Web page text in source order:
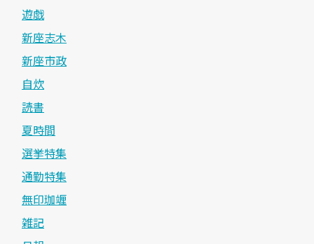
遊戯
新座志木
新座市政
自炊
読書
夏時間
選挙特集
通勤特集
無印珈竰
雑記